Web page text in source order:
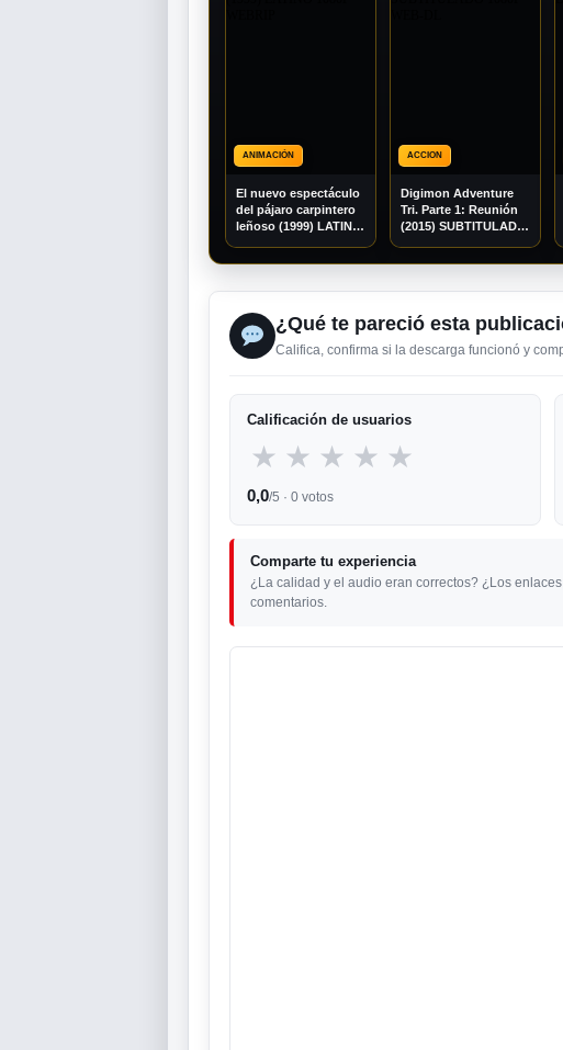
ANIMACIÓN
El nuevo espectáculo
del pájaro carpintero
leñoso (1999) LATINO
ACCION
Digimon Adventure
Tri. Parte 1: Reunión
(2015) SUBTITULADO
¿Qué te pareció esta
Califica, confirma si la descarga funcionó y
Calificación de usuarios
★ ★ ★ ★ ★
0,0/5 · 0 votos
Comparte tu experiencia
¿La calidad y el audio eran correctos? ¿Los
comentarios.